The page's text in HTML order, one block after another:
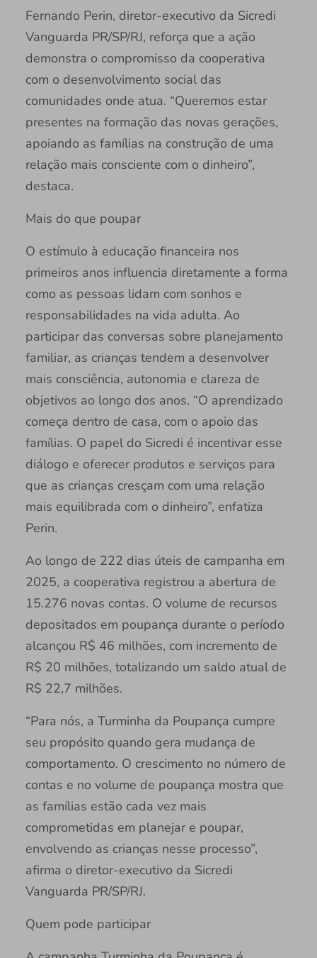
Fernando Perin, diretor-executivo da Sicredi
Vanguarda PR/SP/RJ, reforça que a ação
demonstra o compromisso da cooperativa
com o desenvolvimento social das
comunidades onde atua. “Queremos estar
presentes na formação das novas gerações,
apoiando as famílias na construção de uma
relação mais consciente com o dinheiro”,
destaca.
Mais do que poupar
O estímulo à educação financeira nos
primeiros anos influencia diretamente a forma
como as pessoas lidam com sonhos e
responsabilidades na vida adulta. Ao
participar das conversas sobre planejamento
familiar, as crianças tendem a desenvolver
mais consciência, autonomia e clareza de
objetivos ao longo dos anos. “O aprendizado
começa dentro de casa, com o apoio das
famílias. O papel do Sicredi é incentivar esse
diálogo e oferecer produtos e serviços para
que as crianças cresçam com uma relação
mais equilibrada com o dinheiro”, enfatiza
Perin.
Ao longo de 222 dias úteis de campanha em
2025, a cooperativa registrou a abertura de
15.276 novas contas. O volume de recursos
depositados em poupança durante o período
alcançou R$ 46 milhões, com incremento de
R$ 20 milhões, totalizando um saldo atual de
R$ 22,7 milhões.
“Para nós, a Turminha da Poupança cumpre
seu propósito quando gera mudança de
comportamento. O crescimento no número de
contas e no volume de poupança mostra que
as famílias estão cada vez mais
comprometidas em planejar e poupar,
envolvendo as crianças nesse processo”,
afirma o diretor-executivo da Sicredi
Vanguarda PR/SP/RJ.
Quem pode participar